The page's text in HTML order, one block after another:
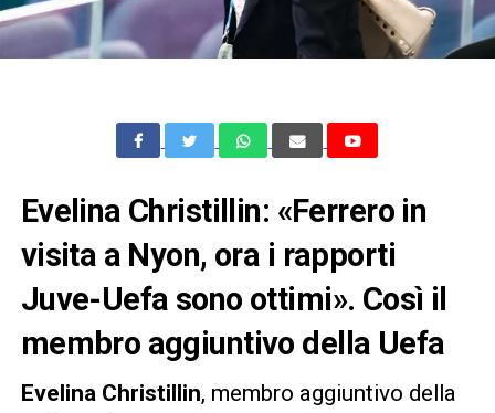
Evelina Christillin: «Ferrero in
visita a Nyon, ora i rapporti
Juve-Uefa sono ottimi». Così il
membro aggiuntivo della Uefa
Evelina Christillin, membro aggiuntivo della